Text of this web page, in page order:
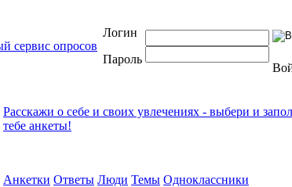
Логин
Пароль
Расскажи о себе и своих увлечениях - выбери и
тебе анкеты!
Анкетки Ответы Люди Темы Одноклассники